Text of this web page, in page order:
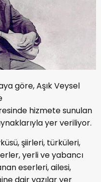
göre, Aşık Veysel
hizmete sunulan
yer veriliyor.
şiirleri, türküleri,
yerli ve yabancı
eserleri, ailesi,